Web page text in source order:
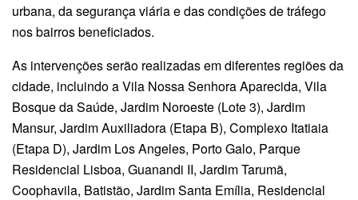
urbana, da segurança viária e das condições de tráfego
nos bairros beneficiados.
As intervenções serão realizadas em diferentes regiões da
cidade, incluindo a Vila Nossa Senhora Aparecida, Vila
Bosque da Saúde, Jardim Noroeste (Lote 3), Jardim
Mansur, Jardim Auxiliadora (Etapa B), Complexo Itatiaia
(Etapa D), Jardim Los Angeles, Porto Galo, Parque
Residencial Lisboa, Guanandi II, Jardim Tarumã,
Coophavila, Batistão, Jardim Santa Emília, Residencial